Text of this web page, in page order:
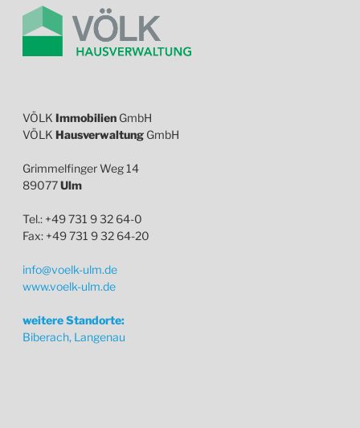
VÖLK Immobilien GmbH
VÖLK Hausverwaltung GmbH
Grimmelfinger Weg 14
89077Ulm
Tel.: +49 731 9 32 64-0
Fax: +49 731 9 32 64-20
info@voelk-ulm.de
www.voelk-ulm.de
weitere Standorte:
Biberach, Langenau